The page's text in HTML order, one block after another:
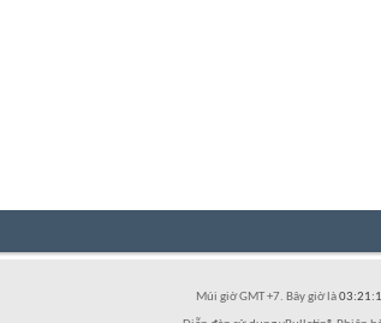
Múi giờ GMT +7. Bây giờ là